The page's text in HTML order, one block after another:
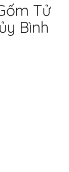
Tử
Bình